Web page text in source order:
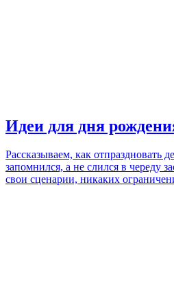
Идеи для дня
Рассказываем, как отпраздновать
запомнился, а не слился в череду
свои сценарии, никаких